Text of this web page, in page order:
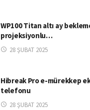
WP100 Titan altı ay
projeksiyonlu…
28 ŞUBAT 2025
Hibreak Pro e-mürekkep
telefonu
28 ŞUBAT 2025